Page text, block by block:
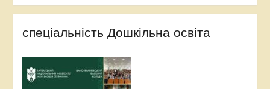
спеціальність Дошкільна освіта